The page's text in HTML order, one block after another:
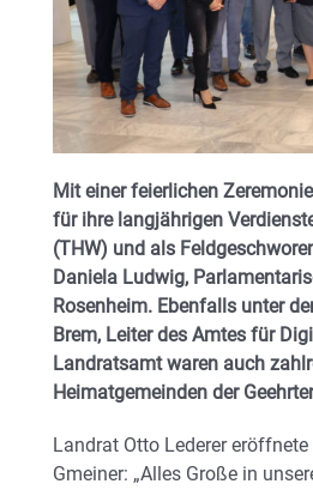
Mit einer feierlichen
für ihre langjährigen
(THW) und als
Daniela Ludwig,
Rosenheim. Ebenfalls unter
Brem, Leiter des Amtes für
Landratsamt waren auch
Heimatgemeinden der
Landrat Otto Lederer
Gmeiner: „Alles Große in